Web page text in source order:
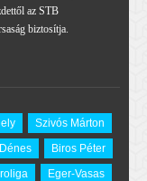
az STB
biztosítja.
Szivós Márton
Biros Péter
Eger-Vasas